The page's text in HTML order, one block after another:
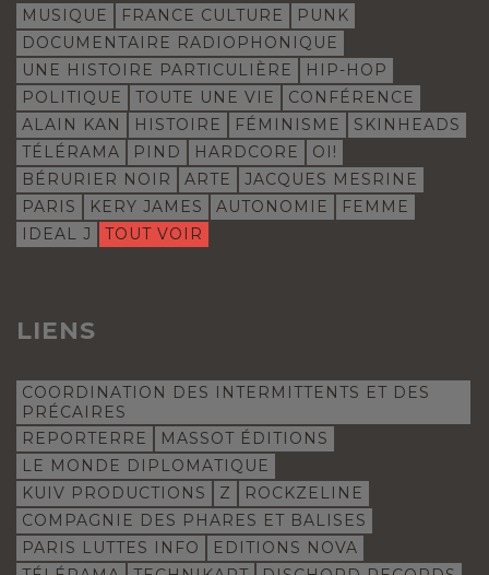
MUSIQUE FRANCE CULTURE
PUNK
DOCUMENTAIRE RADIOPHONIQUE
UNE HISTOIRE PARTICULIÈRE
HIP-HOP
POLITIQUE
TOUTE UNE VIE
CONFÉRENCE
ALAIN KAN
HISTOIRE FÉMINISME
SKINHEADS
TÉLÉRAMA
PIND HARDCORE
OI!
BÉRURIER NOIR
ARTE
JACQUES MESRINE
PARIS
KERY JAMES AUTONOMIE
FEMME
IDEAL J
TOUT VOIR
LIENS
COORDINATION DES INTERMITTENTS ET DES
PRÉCAIRES
REPORTERRE
MASSOT ÉDITIONS
LE MONDE DIPLOMATIQUE
KUIV PRODUCTIONS
Z
ROCKZELINE
COMPAGNIE DES PHARES ET BALISES
PARIS LUTTES INFO
EDITIONS NOVA